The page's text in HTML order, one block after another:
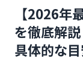
【2026年
を徹底解
具体的な